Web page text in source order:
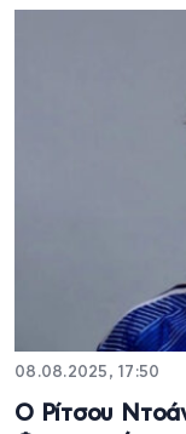
08.08.2025, 17:50
Ο Ρίτσου